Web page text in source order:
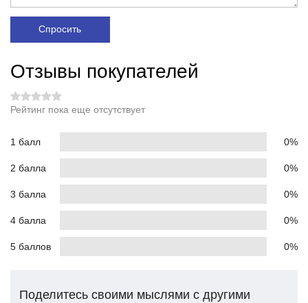
Спросить
Отзывы покупателей
Рейтинг пока еще отсутствует
1 балл 0%
2 балла 0%
3 балла 0%
4 балла 0%
5 баллов 0%
Поделитесь своими мыслями с другими